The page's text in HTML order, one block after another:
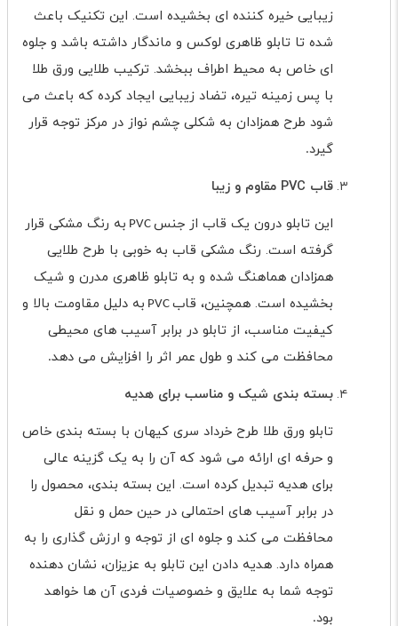
زیبایی خیره کننده ای بخشیده است. این تکنیک باعث
شده تا تابلو ظاهری لوکس و ماندگار داشته باشد و جلوه
ای خاص به محیط اطراف ببخشد. ترکیب طلایی ورق طلا
با پس زمینه تیره، تضاد زیبایی ایجاد کرده که باعث می
شود طرح همزادان به شکلی چشم نواز در مرکز توجه قرار
گیرد.
قاب
مقاوم و زیبا
این تابلو درون یک قاب از جنس
به رنگ مشکی قرار
گرفته است. رنگ مشکی قاب به خوبی با طرح طلایی
همزادان هماهنگ شده و به تابلو ظاهری مدرن و شیک
بخشیده است. همچنین، قاب
به دلیل مقاومت بالا و
کیفیت مناسب، از تابلو در برابر آسیب های محیطی
محافظت می کند و طول عمر اثر را افزایش می دهد.
بسته بندی شیک و مناسب برای هدیه
تابلو ورق طلا طرح خرداد سری کیهان با بسته بندی خاص
و حرفه ای ارائه می شود که آن را به یک گزینه عالی
برای هدیه تبدیل کرده است. این بسته بندی، محصول را
در برابر آسیب های احتمالی در حین حمل و نقل
محافظت می کند و جلوه ای از توجه و ارزش گذاری را به
همراه دارد. هدیه دادن این تابلو به عزیزان، نشان دهنده
توجه شما به علایق و خصوصیات فردی آن ها خواهد
بود.